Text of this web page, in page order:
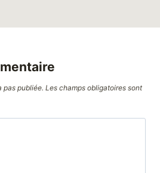
pas publiée. Les champs obligatoires sont